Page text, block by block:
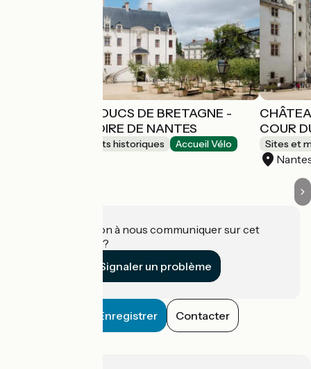
CHÂTEAU DES DUCS DE BRETAGNE -
MUSÉE D'HISTOIRE DE NANTES
Sites et monuments historiques Accueil Vélo
COUR
Sites et
Une information à nous communiquer sur cet
établissement ?
Signaler un problème
Enregistrer Contacter